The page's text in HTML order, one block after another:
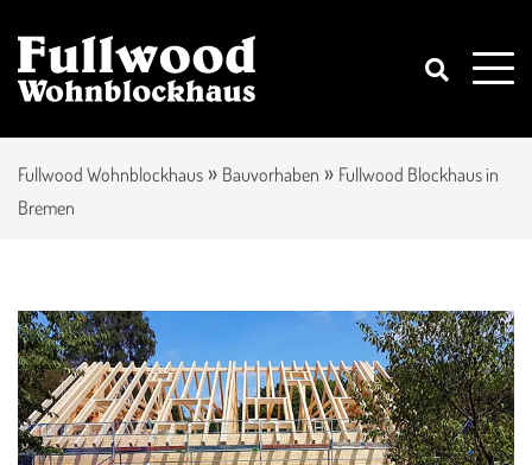
Fullwood Wohnblockhaus » Bauvorhaben » Fullwood Blockhaus in
Bremen